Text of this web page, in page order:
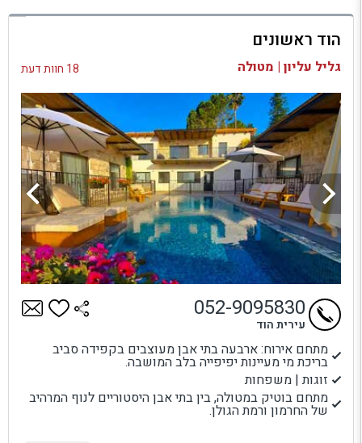
למתחם זה
בדיקת זמינות ומחירים
הוד ראשונים
גליל עליון | מטולה 18 חוות דעת
מתחם אירוח: ארבעה בתי אבן מעוצבים בקפידה סביב
בריכת מי מעיינות יפיפייה בלב המושבה.
זוגות | משפחות
מתחם בוטיק במטולה, בין בתי אבן היסטוריים לנוף המרהיב
של החרמון ורמת הגולן.
052-9095830
עירית הוד